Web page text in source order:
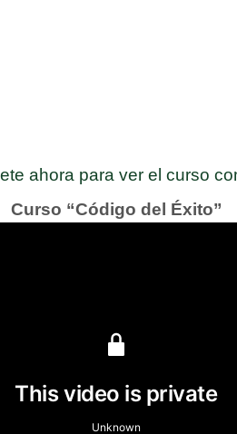
ahora para ver el curso
Curso “Código del Éxito”